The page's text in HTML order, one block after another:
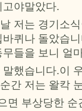
야말았다.
저는 경기소
퀴나 돌았습
무들을 보니 얼
했습니다.이
간 저는 왈칵
면 부상당한